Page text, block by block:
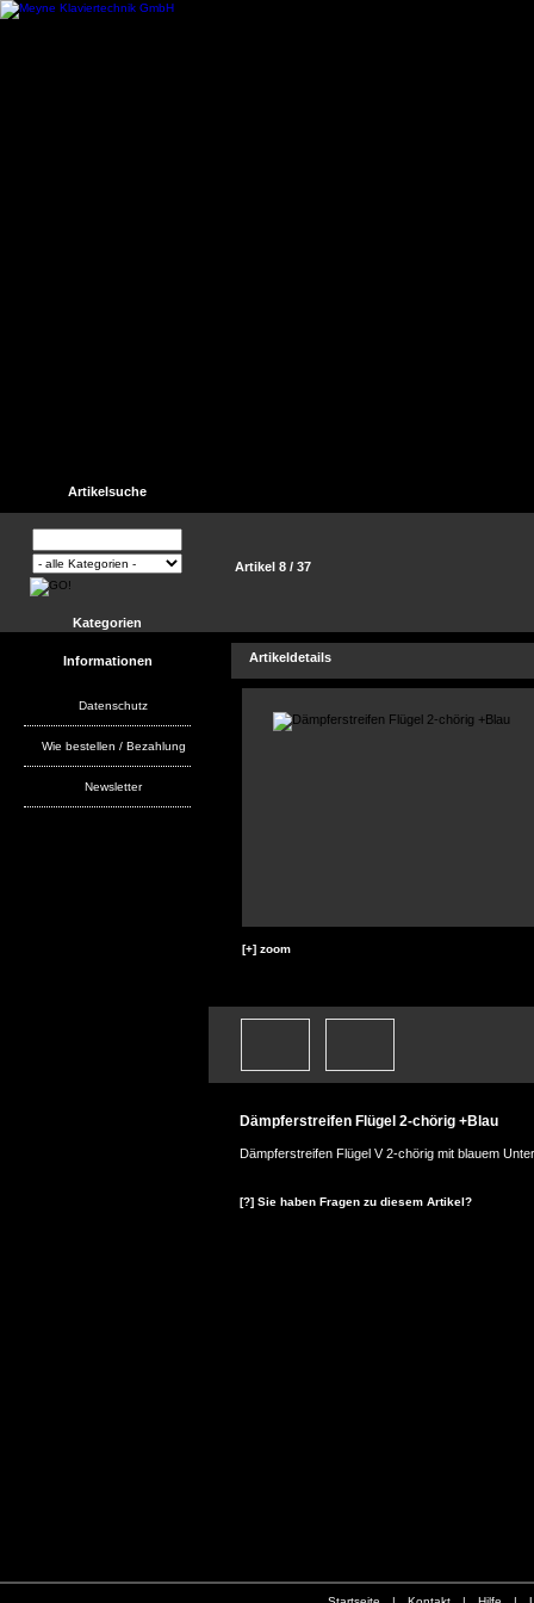
Artikelsuche
Kategorien
Informationen
Datenschutz
Wie bestellen / Bezahlung
Newsletter
Artikel 8 / 37
Artikeldetails
[+] zoom
Dämpferstreifen Flügel 2-chörig +Blau
Dämpferstreifen Flügel V 2-chörig mit blauem
[?] Sie haben Fragen zu diesem Artikel?